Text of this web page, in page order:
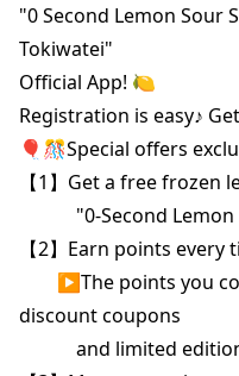
"0 Second Lemon Sour
Tokiwatei"
Official App! 🍋
Registration is easy♪
🎈🎊Special offers
【1】Get a free
"0-Second Lemon
【2】Earn points every
▶The points you
discount coupons
and limited edition